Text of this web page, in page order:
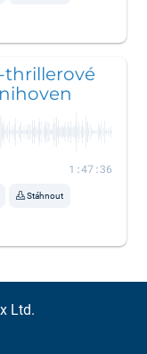
thrillerové
1:47:36
Stáhnout
Ltd.